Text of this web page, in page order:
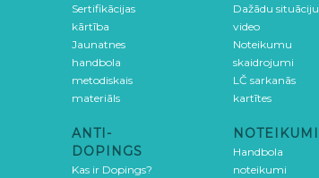
Sertifikācijas
kārtība
Jaunatnes
handbola
metodiskais
materiāls
ANTI-
DOPINGS
Kas ir Dopings?
Dažādu situāciju
video
Noteikumu
skaidrojumi
LČ sarkanās
kartītes
NOTEIKUMI
Handbola
noteikumi